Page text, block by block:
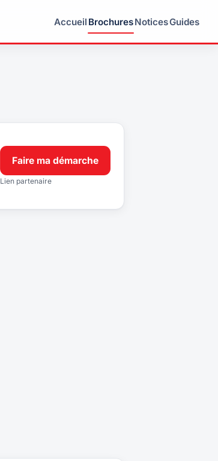
Accueil BrochuresNoticesGuides
Faire ma démarche
Lien partenaire